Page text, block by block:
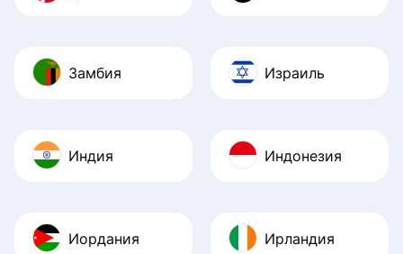
Замбия Израиль
Индия Индонезия
Иордания Ирландия